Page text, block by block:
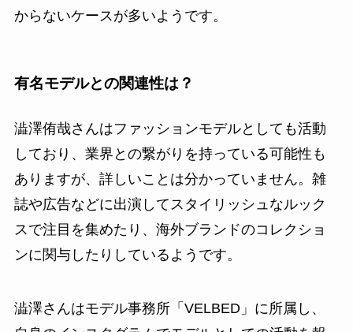
からないケースが多いようです。
有名モデルとの関連性は？
澁澤侑哉さんはファッションモデルとしても活動
しており、業界との繋がりを持っている可能性も
ありますが、詳しいことは分かっていません。雑
誌や広告などに出演してスタイリッシュなルック
スで注目を集めたり、海外ブランドのコレクショ
ンに関与したりしているようです。
澁澤さんはモデル事務所「VELBED」に所属し、